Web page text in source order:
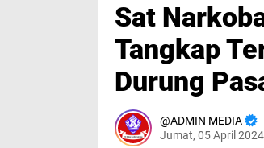
Sat
Tangkap
Durung
ADMIN MEDIA
Jumat, 05 April